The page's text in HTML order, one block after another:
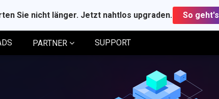
Sie nicht länger. Jetzt nahtlos upgraden. So geht's
PARTNER SUPPORT